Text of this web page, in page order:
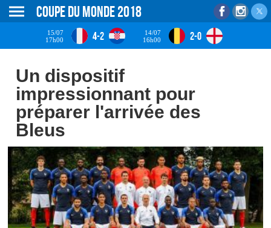
Coupe du monde 2018
15/07
17h00
4-2
14/07
16h00
2-0
Un dispositif
impressionnant pour
préparer l'arrivée des
Bleus